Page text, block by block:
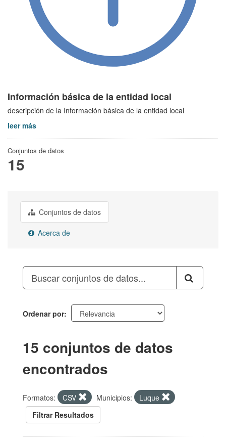
Información básica de la entidad local
descripción de la Información básica de la entidad local
leer más
Conjuntos de datos
15
Conjuntos de datos
Acerca de
Ordenar por
15 conjuntos de datos
encontrados
Formatos: CSV Municipios:
Luque
Filtrar Resultados